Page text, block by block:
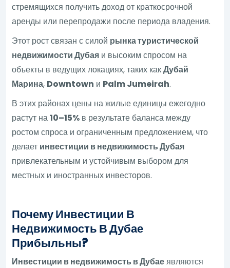
стремящихся получить доход от краткосрочной
аренды или перепродажи после периода владения.
Этот рост связан с силой рынка туристической
недвижимости Дубая и высоким спросом на
объекты в ведущих локациях, таких какДубай
Марина, Downtown и Palm Jumeirah.
В этих районах цены на жилые единицы ежегодно
растут на10–15% в результате баланса между
ростом спроса и ограниченным предложением, что
делает инвестиции в недвижимость Дубая
привлекательным и устойчивым выбором для
местных и иностранных инвесторов.
Почему Инвестиции В
Недвижимость В Дубае
Прибыльны?
Инвестиции в недвижимость в Дубаеявляются